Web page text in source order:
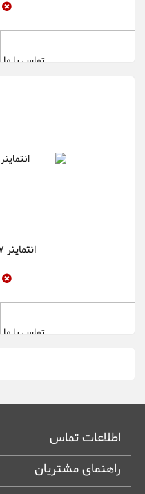
تماس با ما
انتماینر Antminer T17
تماس با ما
اطلاعات تماس
راهنمای مشتریان